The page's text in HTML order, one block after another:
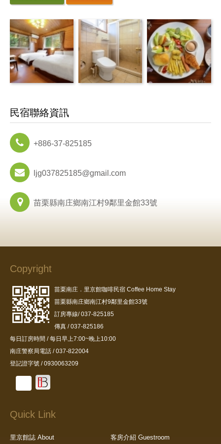
民宿聯絡資訊
+886-37-825185
ljg037825185@gmail.com
苗栗縣南庄鄉南江村9鄰里金館33號
Copyright
苗栗南庄．里京館咖啡民宿 Coffee Home Stay
苗栗縣南庄鄉南江村9鄰里金館33號
訂房專線/ 037-825185
傳真 / 037-825186
每日訂房時間 / 每日早上7:00~晚上10:00
南庄警察局電話 / 037-822004
登記證字號 / 0930063209
Quick Link
里京館誌 About 客房介紹 Guestroom